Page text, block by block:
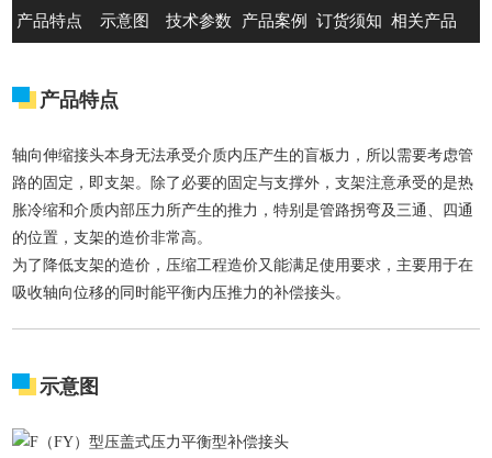
产品特点 示意图 技术参数 产品案例 订货须知 相关产品
产品特点
轴向伸缩接头本身无法承受介质内压产生的盲板力，所以需要考虑管
路的固定，即支架。除了必要的固定与支撑外，支架注意承受的是热
胀冷缩和介质内部压力所产生的推力，特别是管路拐弯及三通、四通
的位置，支架的造价非常高。
为了降低支架的造价，压缩工程造价又能满足使用要求，主要用于在
吸收轴向位移的同时能平衡内压推力的补偿接头。
示意图